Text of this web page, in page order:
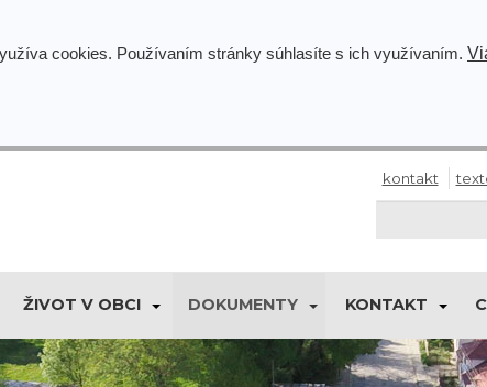
cookies. Používaním stránky súhlasíte s ich využívaním.
kontakt
ŽIVOT V OBCI DOKUMENTY KONTAKT